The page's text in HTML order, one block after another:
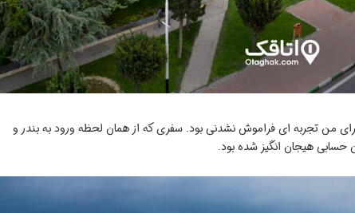
من تجربه ای فراموش نشدنی بود. سفری که از همان لحظه ورود به بندر و
حسابی هیجان انگیز شده بود.